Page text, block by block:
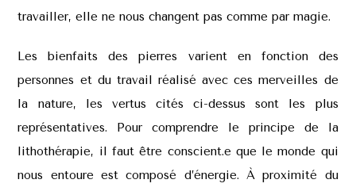
travailler, elle ne nous changent pas comme par magie.
Les bienfaits des pierres varient en fonction des
personnes et du travail réalisé avec ces merveilles de
la nature, les vertus cités ci-dessus sont les plus
représentatives. Pour comprendre le principe de la
lithothérapie, il faut être conscient.e que le monde qui
nous entoure est composé d’énergie. À proximité du